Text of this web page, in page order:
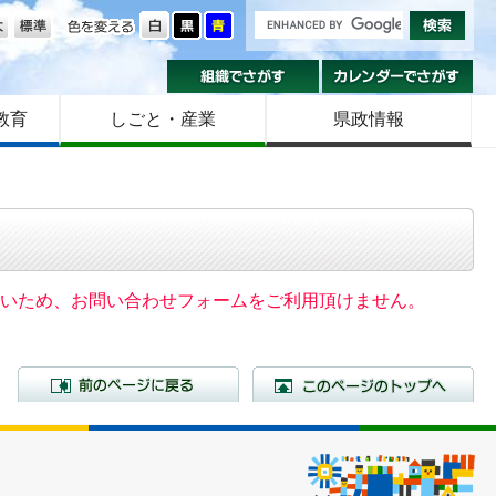
色を変える
大きさ
組織でさがす
育 しごと・産業 県政情報
ため、お問い合わせフォームをご利用頂けません。
前のページに戻る